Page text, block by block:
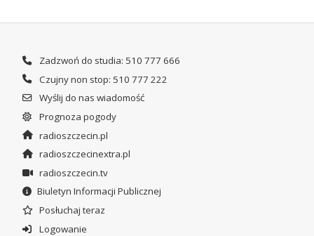
Zadzwoń do studia: 510 777 666
Czujny non stop: 510 777 222
Wyślij do nas wiadomość
Prognoza pogody
radioszczecin.pl
radioszczecinextra.pl
radioszczecin.tv
Biuletyn Informacji Publicznej
Posłuchaj teraz
Logowanie